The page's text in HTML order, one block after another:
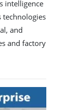
intelligence
technologies
and
and factory